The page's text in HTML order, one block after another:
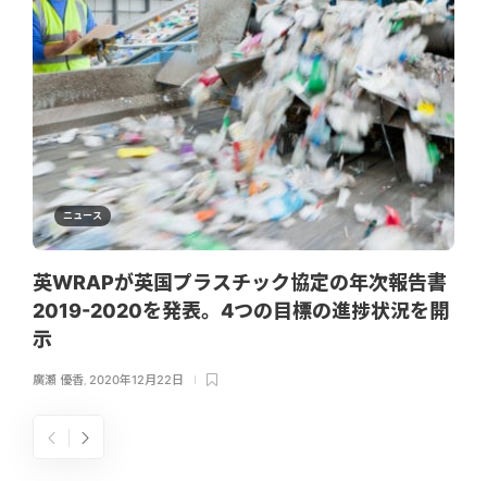
ニュース
英WRAPが英国プラスチック協定の年次報告書
2019-2020を発表。4つの目標の進捗状況を開
示
廣瀬 優香, 2020年12月22日